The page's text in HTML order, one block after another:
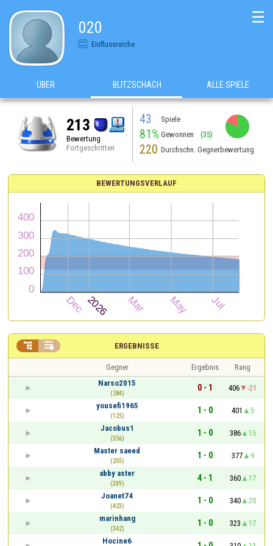
020
Einflussreiche
☰
ÜBER BLITZSCHACH ALLE SPIELE
213
Bewertung
Fortgeschritten
43 Spiele
81% Gewonnen (35)
220 Durchschn. Gegnerbewertung
BEWERTUNGSVERLAUF
ERGEBNISSE
 
Gegner Ergebnis
Rang
Narso2015
(284)
0 - 1 406
-21
yousefi1965
(125)
1 - 0 401
5
Jacobus1
(356)
1 - 0 386
15
Master saeed
(205)
1 - 0 377
9
abby aster
(339)
4 - 1 360
17
Joanet74
(423)
1 - 0 340
20
marinhang
(342)
1 - 0 323
17
Hocine6